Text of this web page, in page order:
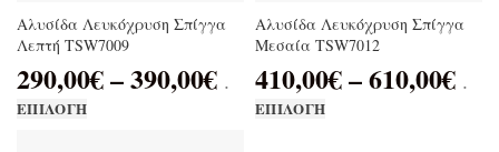
Αλυσίδα Λευκόχρυση Σπίγγα
Λεπτή TSW7009
290,00€–390,00€ .
ΕΠΙΛΟΓΉ
Αλυσίδα Λευκόχρυση Σπίγγα
Μεσαία TSW7012
410,00€–610,00€ .
ΕΠΙΛΟΓΉ